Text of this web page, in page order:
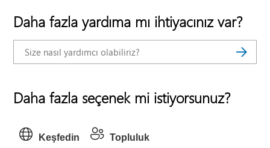
Daha fazla yardıma mı ihtiyacınız var?
Daha fazla seçenek mi istiyorsunuz?
Keşfedin Topluluk